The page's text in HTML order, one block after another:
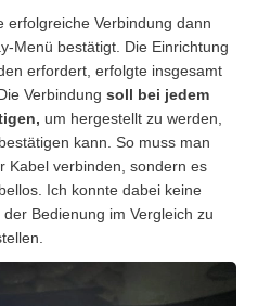
erfolgreiche Verbindung dann
Menü bestätigt. Die Einrichtung
erfordert, erfolgte insgesamt
Verbindung soll bei jedem
um hergestellt zu werden,
kann. So muss man
Kabel verbinden, sondern es
Ich konnte dabei keine
Bedienung im Vergleich zu